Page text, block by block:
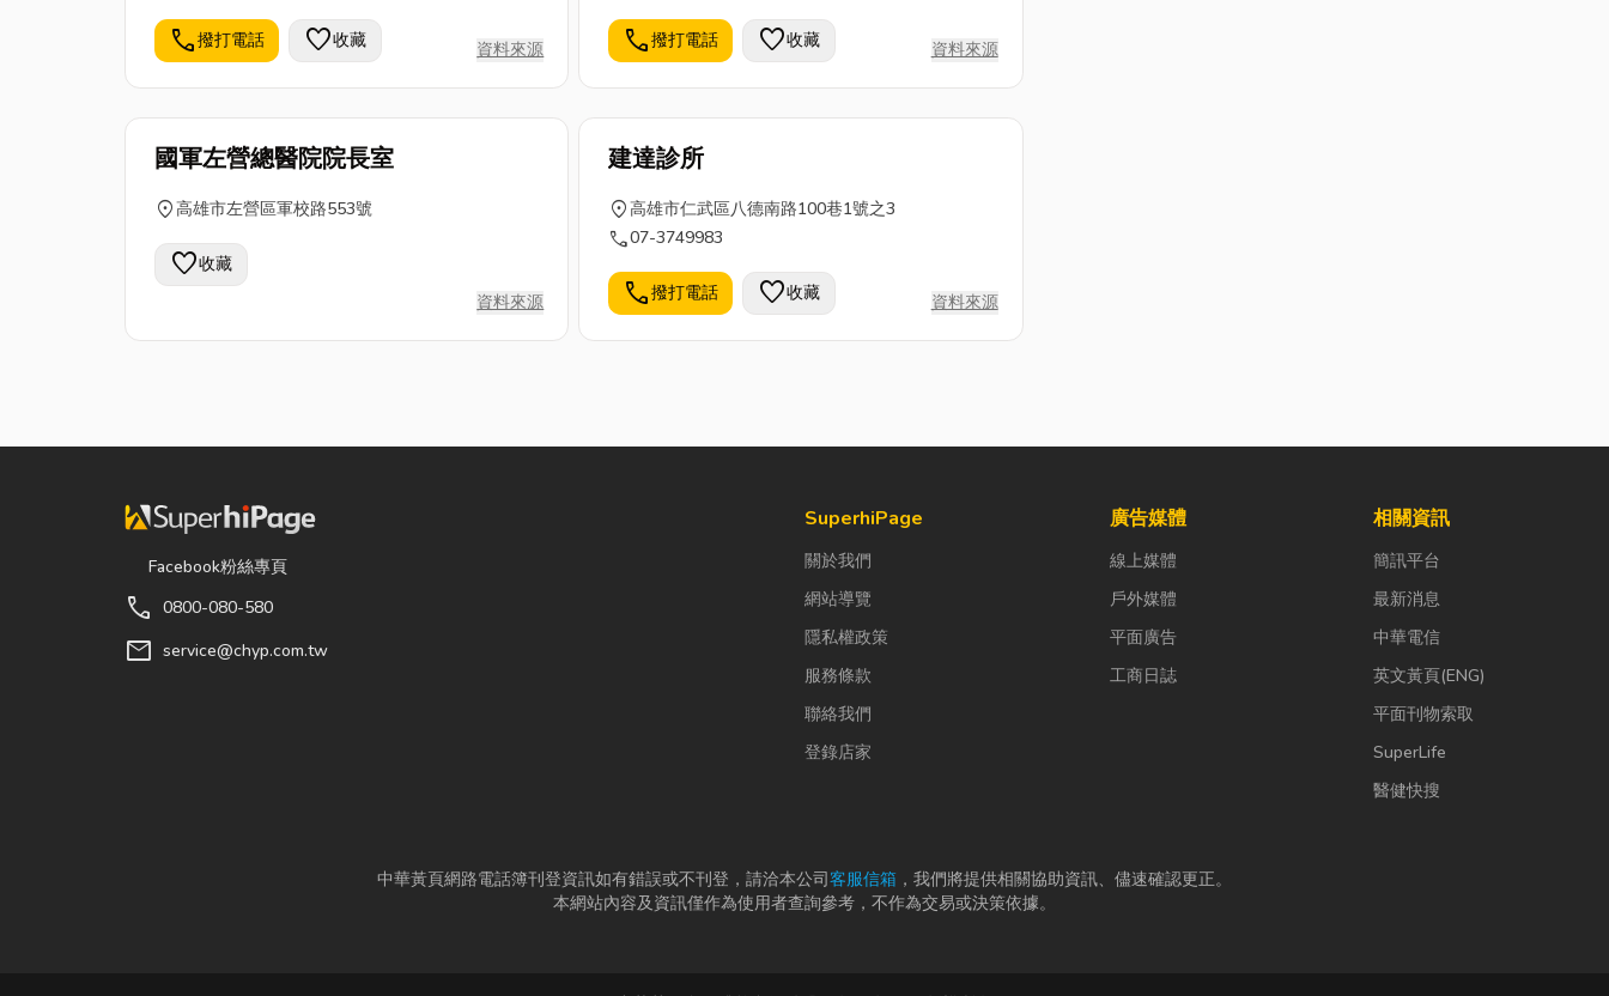
call撥打電話 favorite收藏 資料來源 call撥打電話 favorite收藏 資料來源
國軍左營總醫院院長室
location_on高雄市左營區軍校路553號
favorite收藏
資料來源
建達診所
location_on高雄市仁武區八德南路100巷1號之3
call07-3749983
call撥打電話 favorite收藏 資料來源
Facebook粉絲專頁
call 0800-080-580
mail service@chyp.com.tw
SuperhiPage
關於我們
網站導覽
隱私權政策
服務條款
聯絡我們
登錄店家
廣告媒體
線上媒體
戶外媒體
平面廣告
工商日誌
相關資訊
簡訊平台
最新消息
中華電信
英文黃頁(ENG)
平面刊物索取
SuperLife
醫健快搜
中華黃頁網路電話簿刊登資訊如有錯誤或不刊登，請洽本公司客服信箱 ，我們將提供相關協助資訊、儘速確認更正。
本網站內容及資訊僅作為使用者查詢參考，不作為交易或決策依據。